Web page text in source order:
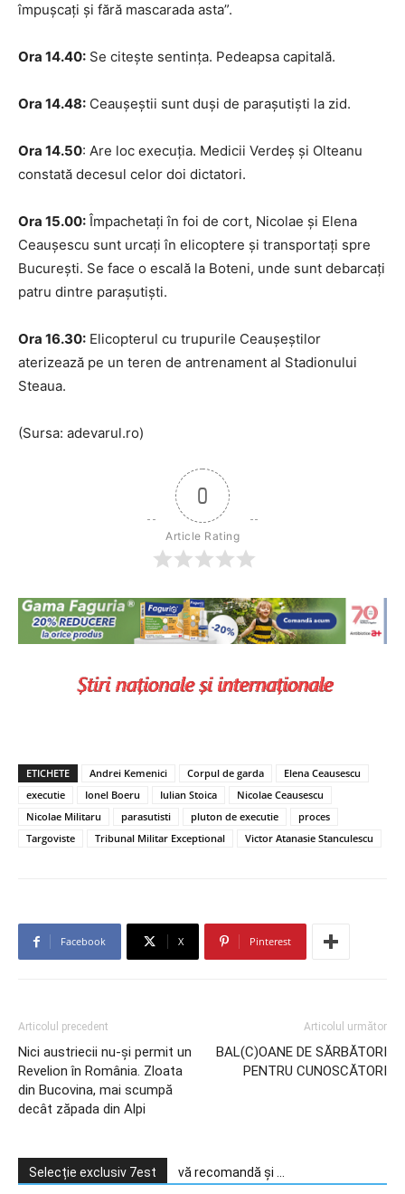
împuşcaţi şi fără mascarada asta”.
Ora 14.40: Se citeşte sentinţa. Pedeapsa capitală.
Ora 14.48: Ceauşeştii sunt duşi de paraşutişti la zid.
Ora 14.50: Are loc execuţia. Medicii Verdeş şi Olteanu
constată decesul celor doi dictatori.
Ora 15.00: Împachetaţi în foi de cort, Nicolae şi Elena
Ceauşescu sunt urcaţi în elicoptere şi transportaţi spre
Bucureşti. Se face o escală la Boteni, unde sunt debarcaţi
patru dintre paraşutişti.
Ora 16.30: Elicopterul cu trupurile Ceauşeştilor
aterizează pe un teren de antrenament al Stadionului
Steaua.
(Sursa: adevarul.ro)
0
Article Rating
ETICHETE Andrei Kemenici Corpul de garda
Elena Ceausescu
executie
Ionel Boeru Iulian Stoica
Nicolae Ceausescu
Nicolae Militaru
parasutisti pluton de executie
proces
Targoviste
Tribunal Militar Exceptional Victor Atanasie Stanculescu
Facebook X Pinterest
Articolul precedent
Nici austriecii nu-și permit un
Revelion în România. Zloata
din Bucovina, mai scumpă
decât zăpada din Alpi
Articolul următor
BAL(C)OANE DE SĂRBĂTORI
PENTRU CUNOSCĂTORI
Selecție exclusiv 7est vă recomandă și ...